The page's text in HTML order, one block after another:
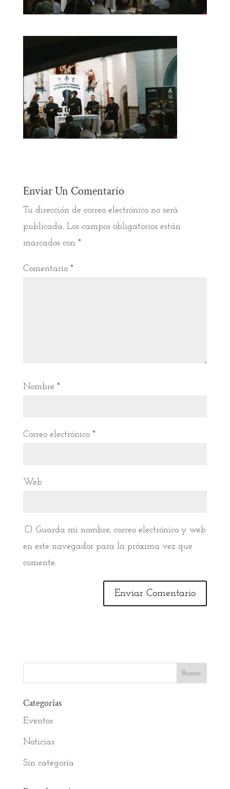
Enviar Un Comentario
Tu dirección de correo electrónico no será
publicada. Los campos obligatorios están
marcados con *
Comentario *
Nombre *
Correo electrónico *
Web
Guarda mi nombre, correo electrónico y web
en este navegador para la próxima vez que
comente.
Categorías
Eventos
Noticias
Sin categoría